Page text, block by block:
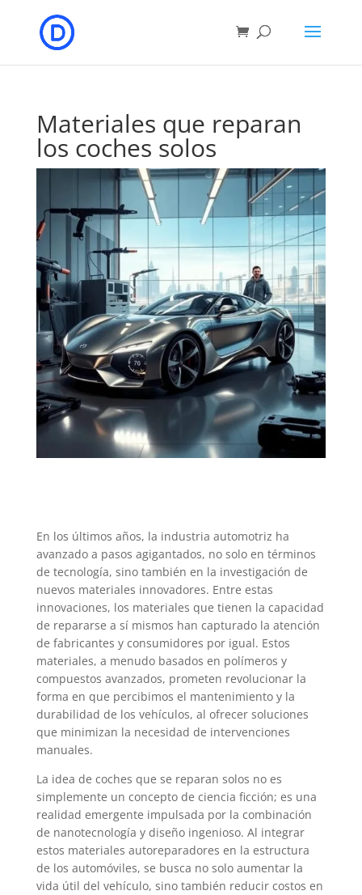
Materiales que reparan
los coches solos
En los últimos años, la industria automotriz ha
avanzado a pasos agigantados, no solo en términos
de tecnología, sino también en la investigación de
nuevos materiales innovadores. Entre estas
innovaciones, los materiales que tienen la capacidad
de repararse a sí mismos han capturado la atención
de fabricantes y consumidores por igual. Estos
materiales, a menudo basados en polímeros y
compuestos avanzados, prometen revolucionar la
forma en que percibimos el mantenimiento y la
durabilidad de los vehículos, al ofrecer soluciones
que minimizan la necesidad de intervenciones
manuales.
La idea de coches que se reparan solos no es
simplemente un concepto de ciencia ficción; es una
realidad emergente impulsada por la combinación
de nanotecnología y diseño ingenioso. Al integrar
estos materiales autoreparadores en la estructura
de los automóviles, se busca no solo aumentar la
vida útil del vehículo, sino también reducir costos en